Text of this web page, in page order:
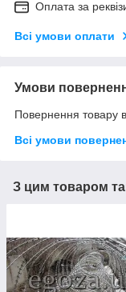
Оплата за
Всі умови оплати
Умови
Повернення товару
Всі умови
З цим товаром